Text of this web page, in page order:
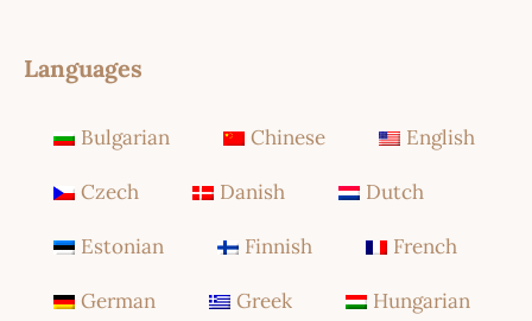
Languages
Bulgarian Chinese English
Czech Danish Dutch
Estonian Finnish French
German Greek Hungarian